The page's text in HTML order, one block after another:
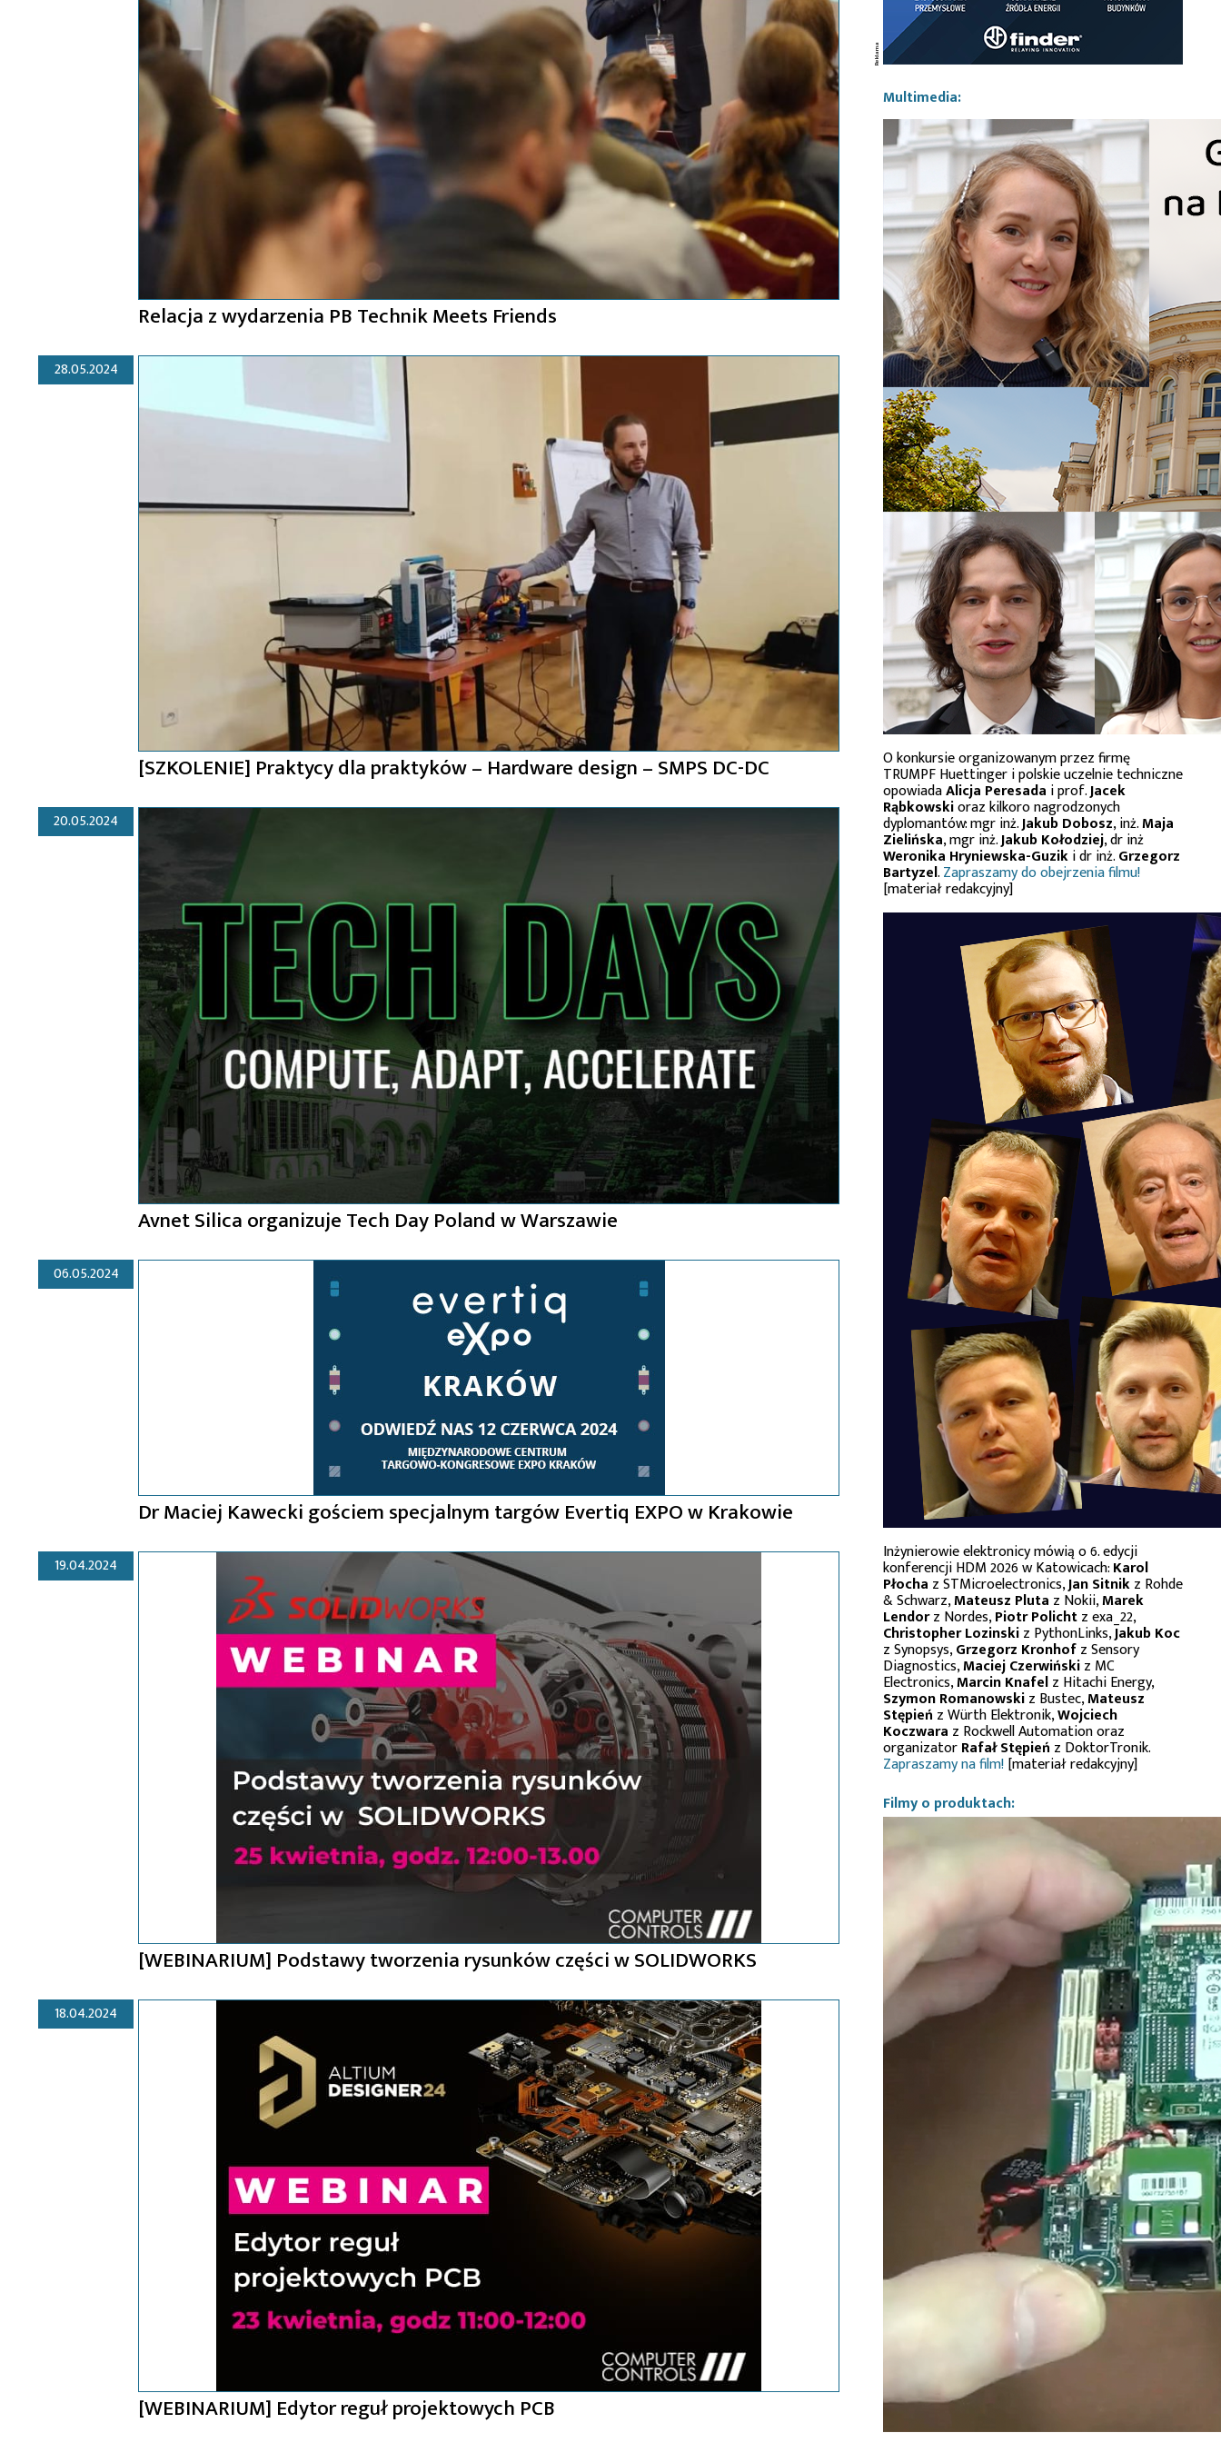
Relacja z wydarzenia PB Technik Meets Friends
28.05.2024
[SZKOLENIE] Praktycy dla praktyków – Hardware design – SMPS DC-DC
20.05.2024
Avnet Silica organizuje Tech Day Poland w Warszawie
06.05.2024
Dr Maciej Kawecki gościem specjalnym targów Evertiq EXPO w Krakowie
19.04.2024
[WEBINARIUM] Podstawy tworzenia rysunków części w SOLIDWORKS
18.04.2024
[WEBINARIUM] Edytor reguł projektowych PCB
Multimedia:
O konkursie organizowanym przez firmę
TRUMPF Huettinger i polskie uczelnie techniczne
opowiadaAlicja Peresada i prof.Jacek
Rąbkowskioraz kilkoro nagrodzonych
dyplomantów: mgr inż.Jakub Dobosz, inż.Maja
Zielińska, mgr inż.Jakub Kołodziej, dr inż
Weronika Hryniewska-Guziki dr inż.Grzegorz
Bartyzel.Zapraszamy do obejrzenia filmu!
[materiał redakcyjny]
Inżynierowie elektronicy mówią o 6. edycji
konferencji HDM 2026 w Katowicach:Karol
Płocha z STMicroelectronics,Jan Sitnikz Rohde
& Schwarz,Mateusz Pluta z Nokii,Marek
Lendorz Nordes,Piotr Polichtz exa_22,
Christopher Lozinskiz PythonLinks,Jakub Koc
z Synopsys,Grzegorz Kronhofz Sensory
Diagnostics,Maciej Czerwińskiz MC
Electronics,Marcin Knafelz Hitachi Energy,
Szymon Romanowskiz Bustec,Mateusz
Stępień z Würth Elektronik,Wojciech
Koczwara z Rockwell Automation oraz
organizatorRafał Stępień z DoktorTronik.
Zapraszamy na film![materiał redakcyjny]
Filmy o produktach: